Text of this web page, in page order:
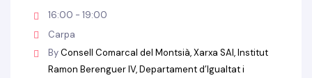
16:00 - 19:00
Carpa
ByConsell Comarcal del Montsià Xarxa SAI Institut
Ramon Berenguer IV Departament d’Igualtat i